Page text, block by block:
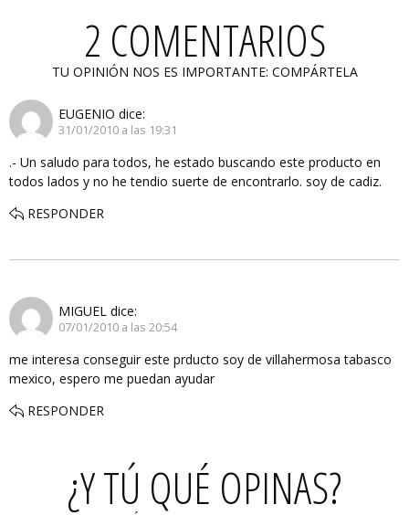
2 COMENTARIOS
TU OPINIÓN NOS ES IMPORTANTE: COMPÁRTELA
EUGENIO dice:
31/01/2010 a las 19:31
.- Un saludo para todos, he estado buscando este producto en
todos lados y no he tendio suerte de encontrarlo. soy de cadiz.
RESPONDER
MIGUEL dice:
07/01/2010 a las 20:54
me interesa conseguir este prducto soy de villahermosa tabasco
mexico, espero me puedan ayudar
RESPONDER
¿Y TÚ QUÉ OPINAS?